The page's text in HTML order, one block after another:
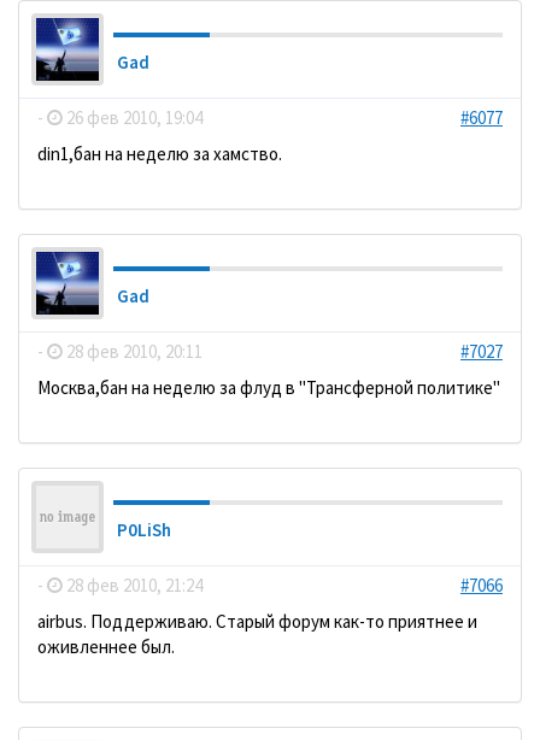
Gad
- 26 фев 2010, 19:04
#6077
din1,бан на неделю за хамство.
Gad
- 28 фев 2010, 20:11
#7027
Москва,бан на неделю за флуд в "Трансферной политике"
P0LiSh
- 28 фев 2010, 21:24
#7066
аirbus. Поддерживаю. Старый форум как-то приятнее и
оживленнее был.